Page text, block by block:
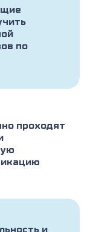
плодов); 2.
3.
диабет у
плода и
увеличение
по
проходят
и